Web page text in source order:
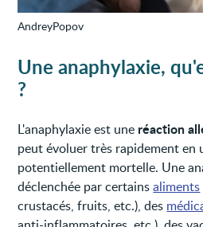
AndreyPopov
Une anaphylaxie,
?
L'anaphylaxie est une réaction
peut évoluer très rapidement en
potentiellement mortelle. Une
déclenchée par certainsaliments
crustacés, fruits, etc.), des